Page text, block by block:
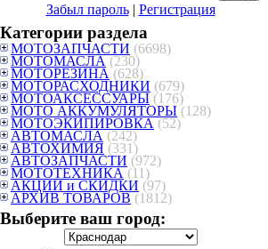
Забыл пароль| Регистрация
Категории раздела
МОТОЗАПЧАСТИ (6698)
МОТОМАСЛА (230)
МОТОРЕЗИНА (628)
МОТОРАСХОДНИКИ (679)
МОТОАКСЕССУАРЫ (176)
МОТО АККУМУЛЯТОРЫ (128)
МОТОЭКИПИРОВКА (52)
АВТОМАСЛА (242)
АВТОХИМИЯ (331)
АВТОЗАПЧАСТИ (972)
МОТОТЕХНИКА (11)
АКЦИИ и СКИДКИ (97)
АРХИВ ТОВАРОВ (1812)
Выберите ваш город: